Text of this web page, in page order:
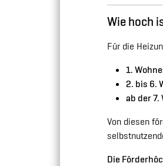
Wie hoch
Für die
1.
2. bis 6.
ab der
Von diesen
Die